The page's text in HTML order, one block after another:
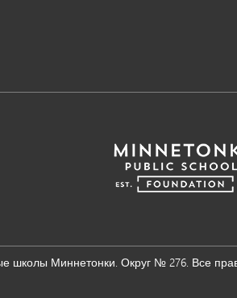
школы Миннетонки. Округ № 276. Все